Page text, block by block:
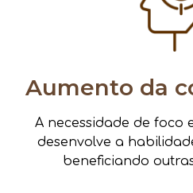
Aumento da
A necessidade de foco
desenvolve a
beneficiando